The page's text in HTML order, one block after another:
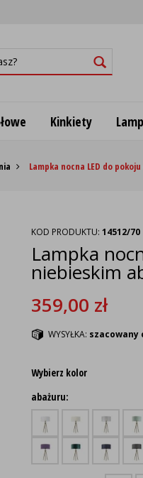
Kinkiety
Lampka nocna LED do
KOD PRODUKTU: 14512/70
Lampka
niebieskim
359,00 zł
WYSYŁKA: szacowany
Wybierz kolor
abażuru: